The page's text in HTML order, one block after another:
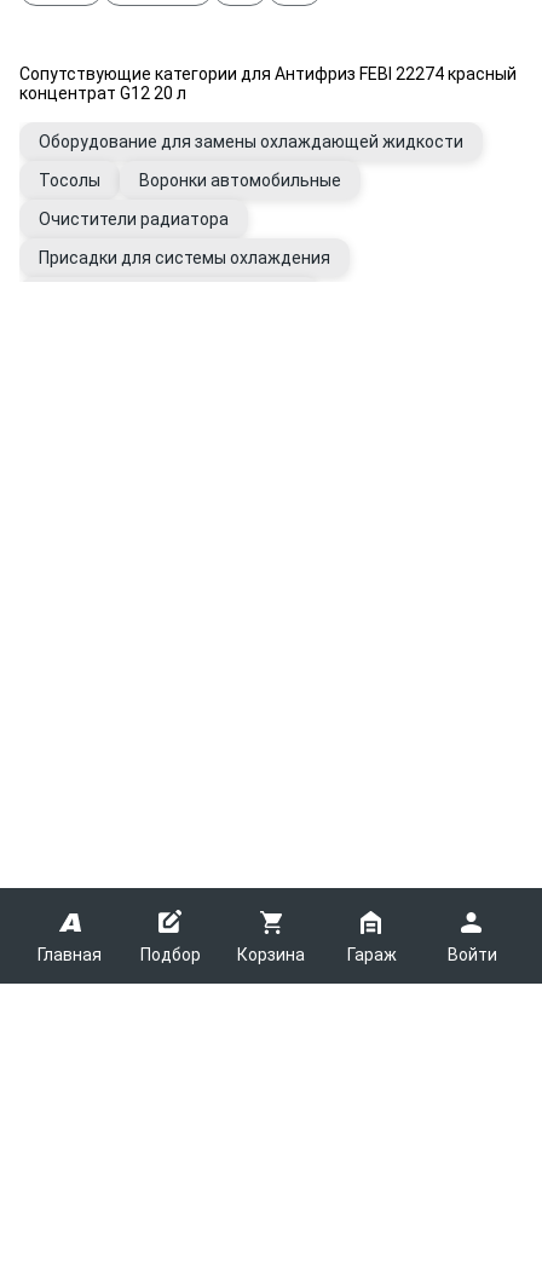
Главная Подбор Корзина Гараж Войти
Сопутствующие категории для Антифриз FEBI 22274 красный
концентрат G12 20 л
Оборудование для замены охлаждающей жидкости
Тосолы
Воронки автомобильные
Очистители радиатора
Присадки для системы охлаждения